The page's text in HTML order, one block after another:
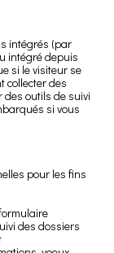
intégrés (par
intégré depuis
si le visiteur se
collecter des
des outils de suivi
si vous
pour les fins
des dossiers